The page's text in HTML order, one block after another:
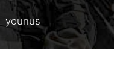
younus